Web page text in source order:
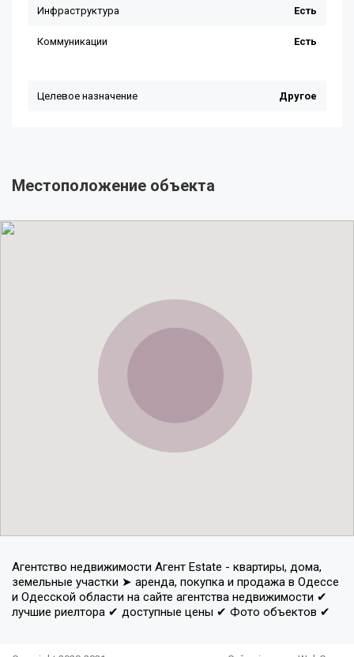
Местоположение объекта
Агентство недвижимости Агент Estate - квартиры, дома,
земельные участки ➤ аренда, покупка и продажа в Одессе
и Одесской области на сайте агентства недвижимости ✔
лучшие риелтора ✔ доступные цены ✔ Фото объектов ✔